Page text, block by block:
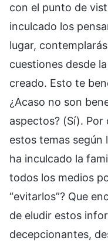
con el punto de
inculcado los
lugar,
cuestiones desde
creado. Esto te
¿Acaso no son
aspectos? (Sí).
estos temas según
ha inculcado la
todos los medios
“evitarlos”? Que
de eludir estos
decepcionantes,